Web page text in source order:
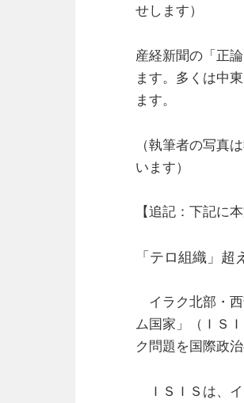
せします）
産経新聞の「正
ます。多くは中
ます。
（執筆者の写真
います）
【追記：下記に
「テロ組織」
イラク北部・
ム国家」（ＩＳ
ク問題を国際政
ＩＳＩＳは、